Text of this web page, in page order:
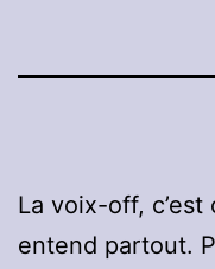
La voix-off,
entend partout.